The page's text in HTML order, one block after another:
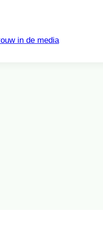
in de media